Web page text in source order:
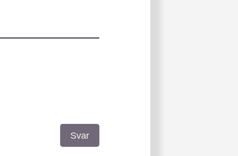
Svar